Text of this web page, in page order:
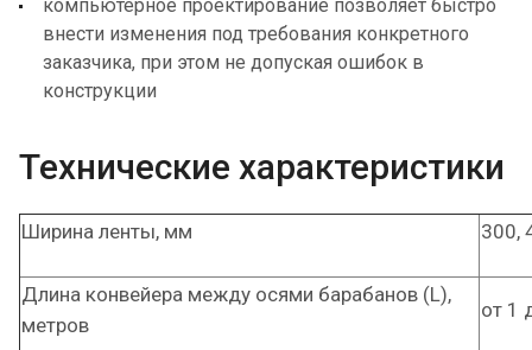
компьютерное проектирование позволяет быстро
внести изменения под требования конкретного
заказчика, при этом не допуская ошибок в
конструкции
Технические характеристики
Ширина ленты, мм 300,
Длина конвейера между осями барабанов (L),
метров
от 1